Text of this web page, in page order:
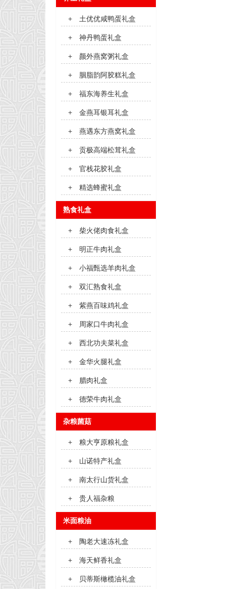
+ 土优优咸鸭蛋礼盒
+ 神丹鸭蛋礼盒
+ 颜外燕窝粥礼盒
+ 胭脂韵阿胶糕礼盒
+ 福东海养生礼盒
+ 金燕耳银耳礼盒
+ 燕遇东方燕窝礼盒
+ 贡极高端松茸礼盒
+ 官栈花胶礼盒
+ 精选蜂蜜礼盒
熟食礼盒
+ 柴火佬肉食礼盒
+ 明正牛肉礼盒
+ 小福甄选羊肉礼盒
+ 双汇熟食礼盒
+ 紫燕百味鸡礼盒
+ 周家口牛肉礼盒
+ 西北功夫菜礼盒
+ 金华火腿礼盒
+ 腊肉礼盒
+ 德荣牛肉礼盒
杂粮菌菇
+ 粮大亨原粮礼盒
+ 山诺特产礼盒
+ 南太行山货礼盒
+ 贵人福杂粮
米面粮油
+ 陶老大速冻礼盒
+ 海天鲜香礼盒
+ 贝蒂斯橄榄油礼盒